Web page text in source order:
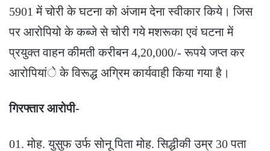
5901 में चोरी के घटना को अंजाम देना स्वीकार किये। जिस
पर आरोपियो के कब्जे से चोरी गये मशरूका एवं घटना में
प्रयुक्त वाहन कीमती करीबन 4,20,000/- रूपये जप्त कर
आरोपियांे के विरूद्ध अग्रिम कार्यवाही किया गया है।
गिरफ्तार आरोपी-
01. मोह. युसुफ उर्फ सोनू पिता मोह. सिद्धीकी उम्र 30 पता